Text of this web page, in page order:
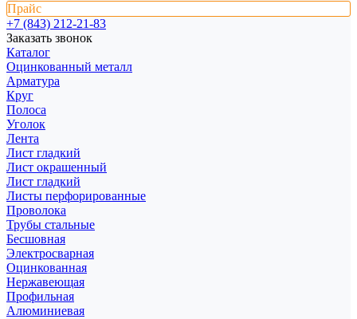
Прайс
+7 (843) 212-21-83
Заказать звонок
Каталог
Оцинкованный металл
Арматура
Круг
Полоса
Уголок
Лента
Лист гладкий
Лист окрашенный
Лист гладкий
Листы перфорированные
Проволока
Трубы стальные
Бесшовная
Электросварная
Оцинкованная
Нержавеющая
Профильная
Алюминиевая